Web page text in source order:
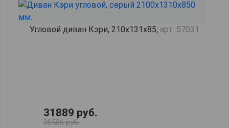
Угловой диван Кэри, 210х131х85, арт. 57031
31889 руб.
38586 руб.